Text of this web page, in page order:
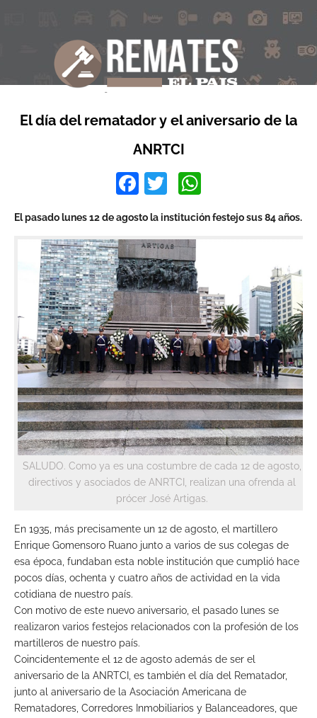
El día del rematador y el aniversario de la
ANRTCI
Facebook
Twitter
El pasado lunes 12 de agosto la institución festejo sus 84 años.
SALUDO. Como ya es una costumbre de cada 12 de agosto,
directivos y asociados de ANRTCI, realizan una ofrenda al
prócer José Artigas.
En 1935, más precisamente un 12 de agosto, el martillero
Enrique Gomensoro Ruano junto a varios de sus colegas de
esa época, fundaban esta noble institución que cumplió hace
pocos días, ochenta y cuatro años de actividad en la vida
cotidiana de nuestro país.
Con motivo de este nuevo aniversario, el pasado lunes se
realizaron varios festejos relacionados con la profesión de los
martilleros de nuestro país.
Coincidentemente el 12 de agosto además de ser el
aniversario de la ANRTCI, es también el día del Rematador,
junto al aniversario de la Asociación Americana de
Rematadores, Corredores Inmobiliarios y Balanceadores, que